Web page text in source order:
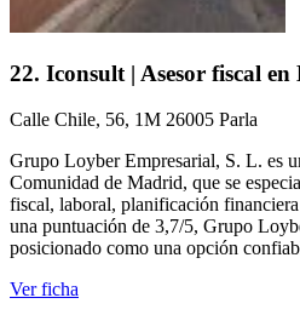
22. Iconsult | Asesor fiscal
Calle Chile, 56, 1M 26005 Parla
Grupo Loyber Empresarial, S. L. es
Comunidad de Madrid, que se
fiscal, laboral, planificación
una puntuación de 3,7/5, Grupo
posicionado como una opción
Ver ficha